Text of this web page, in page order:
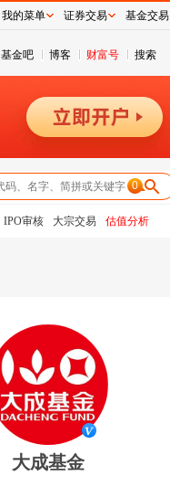
基金吧 博客 财富号 搜索
0
IPO审核 大宗交易 估值分析
大成基金
我的菜单 证券交易 基金交易